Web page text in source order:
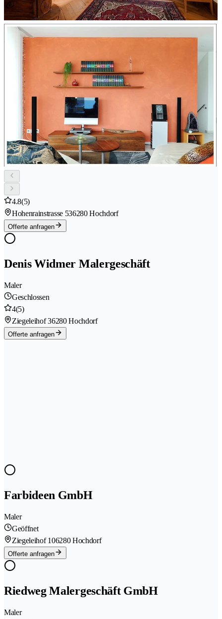
4.8(5)
Hohenrainstrasse 536280 Hochdorf
Offerte anfragen
Denis Widmer Malergeschäft
Maler
Geschlossen
4(5)
Ziegeleihof 36280 Hochdorf
Offerte anfragen
Farbideen GmbH
Maler
Geöffnet
Ziegeleihof 106280 Hochdorf
Offerte anfragen
Riedweg Malergeschäft GmbH
Maler